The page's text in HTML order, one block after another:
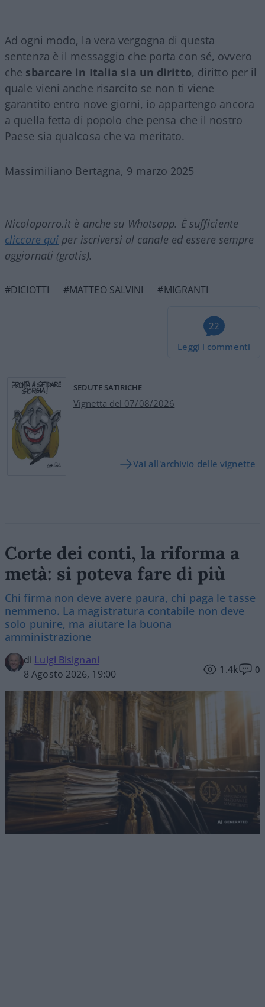
Ad ogni modo, la vera vergogna di questa
sentenza è il messaggio che porta con sé, ovvero
che sbarcare in Italia sia un diritto, diritto per il
quale vieni anche risarcito se non ti viene
garantito entro nove giorni, io appartengo ancora
a quella fetta di popolo che pensa che il nostro
Paese sia qualcosa che va meritato.
Massimiliano Bertagna, 9 marzo 2025
Nicolaporro.it è anche su Whatsapp. È sufficiente
cliccare qui per iscriversi al canale ed essere sempre
aggiornati (gratis).
#DICIOTTI #MATTEO SALVINI #MIGRANTI
22
Leggi i commenti
SEDUTE SATIRICHE
Vignetta del 07/08/2026
Vai all'archivio delle vignette
Corte dei conti, la riforma a
metà: si poteva fare di più
Chi firma non deve avere paura, chi paga le tasse
nemmeno. La magistratura contabile non deve
solo punire, ma aiutare la buona
amministrazione
di Luigi Bisignani
8 Agosto 2026, 19:00
1.4k 0